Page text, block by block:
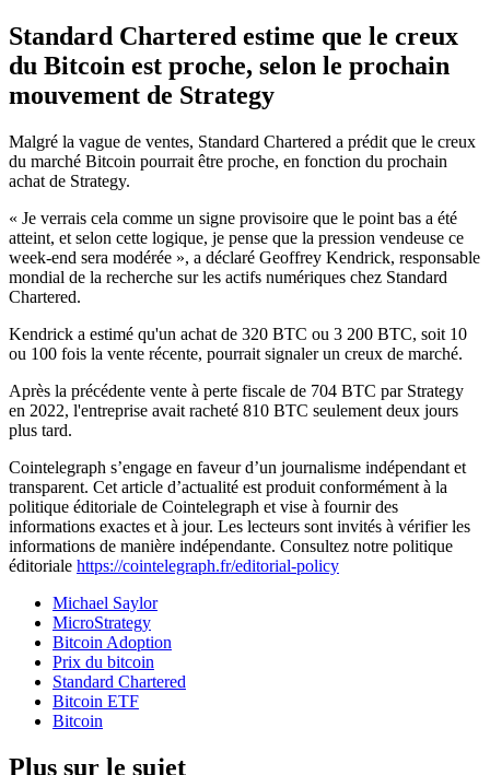
Standard Chartered estime que le creux
du Bitcoin est proche, selon le prochain
mouvement de Strategy
Malgré la vague de ventes, Standard Chartered a prédit que le creux
du marché Bitcoin pourrait être proche, en fonction du prochain
achat de Strategy.
« Je verrais cela comme un signe provisoire que le point bas a été
atteint, et selon cette logique, je pense que la pression vendeuse ce
week-end sera modérée », a déclaré Geoffrey Kendrick, responsable
mondial de la recherche sur les actifs numériques chez Standard
Chartered.
Kendrick a estimé qu'un achat de 320 BTC ou 3 200 BTC, soit 10
ou 100 fois la vente récente, pourrait signaler un creux de marché.
Après la précédente vente à perte fiscale de 704 BTC par Strategy
en 2022, l'entreprise avait racheté 810 BTC seulement deux jours
plus tard.
Cointelegraph s’engage en faveur d’un journalisme indépendant et
transparent. Cet article d’actualité est produit conformément à la
politique éditoriale de Cointelegraph et vise à fournir des
informations exactes et à jour. Les lecteurs sont invités à vérifier les
informations de manière indépendante. Consultez notre politique
éditoriale https://cointelegraph.fr/editorial-policy
Michael Saylor
MicroStrategy
Bitcoin Adoption
Prix du bitcoin
Standard Chartered
Bitcoin ETF
Bitcoin
Plus sur le sujet